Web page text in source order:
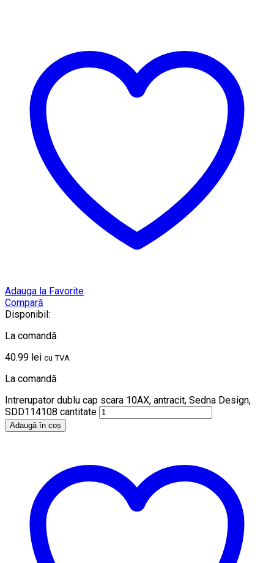
Adauga la Favorite
Compară
Disponibil:
La comandă
40.99 lei cu TVA
La comandă
Intrerupator dublu cap scara 10AX, antracit, Sedna Design,
SDD114108 cantitate
Adaugă în coș